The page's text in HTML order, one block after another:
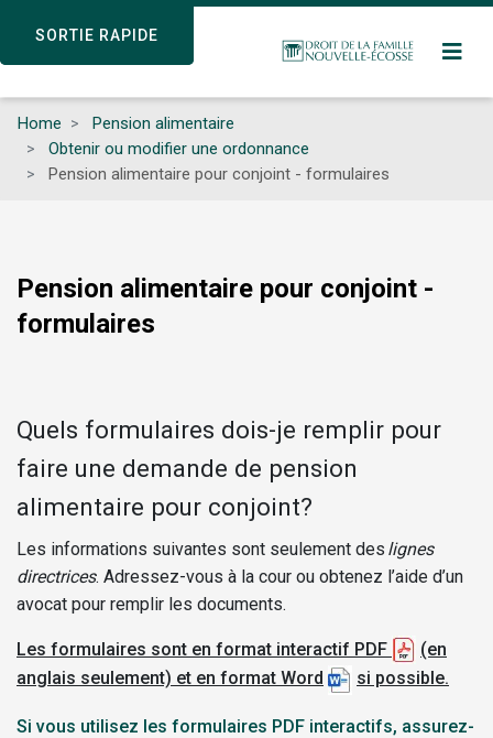
SORTIE RAPIDE
content
SORTIE RAPIDE
Home
Pension alimentaire
Obtenir ou modifier une ordonnance
Pension alimentaire pour conjoint - formulaires
Pension alimentaire pour conjoint -
formulaires
Quels formulaires dois-je remplir pour
faire une demande de pension
alimentaire pour conjoint?
Les informations suivantes sont seulement des lignes
directrices. Adressez-vous à la cour ou obtenez l’aide d’un
avocat pour remplir les documents.
Les formulaires sont en format interactif PDF
(en
anglais seulement) et en format Word
si possible.
Si vous utilisez les formulaires PDF interactifs, assurez-